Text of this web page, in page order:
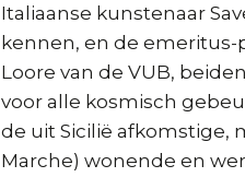
Italiaanse kunstenaar
kennen, en de emeritus-
Loore van de VUB,
voor alle kosmisch
de uit Sicilië afkomstige,
Marche) wonende en